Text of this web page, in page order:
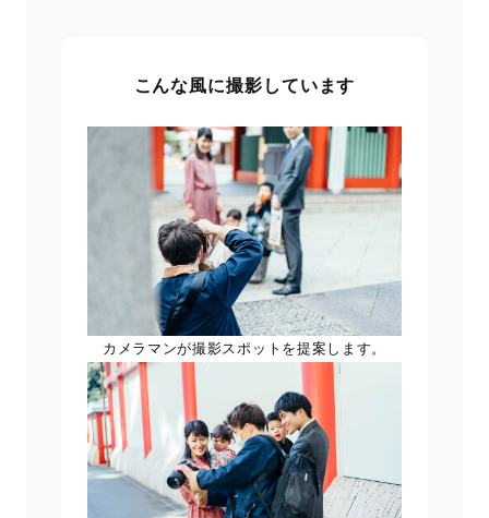
こんな風に撮影しています
カメラマンが撮影スポットを提案します。